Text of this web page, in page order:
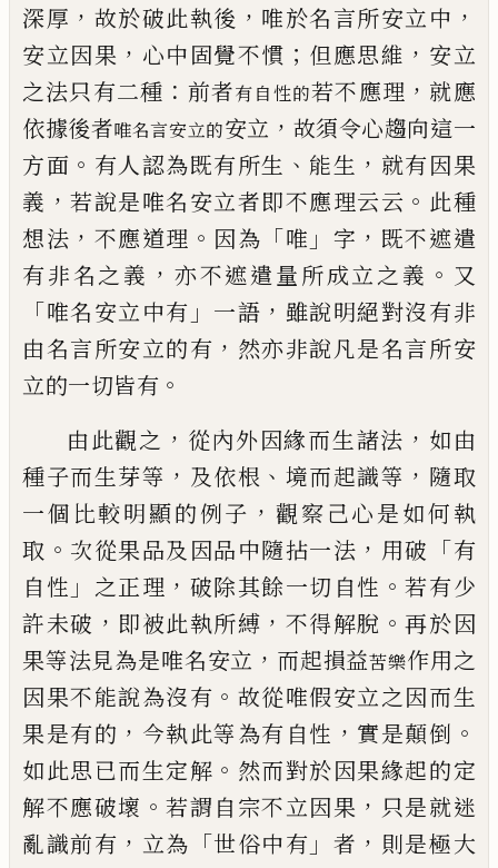
深厚 ， 故於破此執後 ， 唯於名言所安立中 ，
安立因果 ， 心中固覺不慣 ； 但應思維 ， 安立
之法只有二種 ： 前者有自性的若不應理 ， 就應
依據後者唯名言安立的安立 ， 故須令心趨向這一
方面 。 有人認為既有所生 、 能生 ， 就有因果
義 ，若說是唯名安立者即不應理云云 。 此種
想法 ， 不應道理 。 因為 「唯 」 字 ， 既不遮遣
有非名之義 ， 亦不遮遣量所成立之義 。 又
「唯名安立中有 」 一語 ， 雖說明絕對沒有非
由名言所安立的有 ， 然亦非說凡是名言所安
立的一切皆有 。
由此觀之 ， 從內外因緣而生諸法 ， 如由
種子而生芽等 ， 及依根 、 境而起識等 ， 隨取
一個比較明顯的例子 ， 觀察己心是如何執
取 。 次從果品及因品中隨拈一法 ， 用破 「有
自性 」 之正理 ， 破除其餘一切自性 。若有少
許未破 ， 即被此執所縛 ， 不得解脫 。再於因
果等法見為是唯名安立 ， 而起損益苦樂作用之
因果不能說為沒有 。 故從唯假安立之因而生
果是有的 ， 今執此等為有自性 ， 實是顛倒 。
如此思已而生定解 。 然而對於因果緣起的定
解不應破壞 。若謂自宗不立因果 ， 只是就迷
亂識前有 ， 立為 「世俗中有 」 者 ， 則是極大